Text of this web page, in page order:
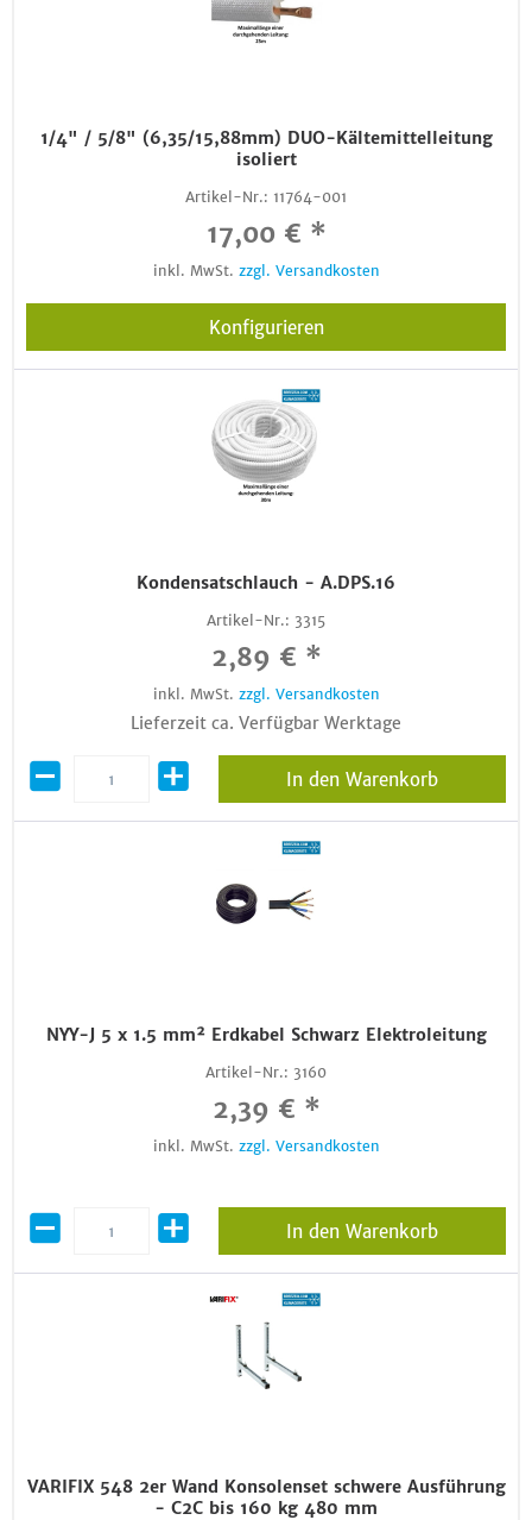
1/4" / 5/8" (6,35/15,88mm) DUO-Kältemittelleitung
isoliert
Artikel-Nr.: 11764-001
17,00 € *
inkl. MwSt. zzgl. Versandkosten
Konfigurieren
Kondensatschlauch - A.DPS.16
Artikel-Nr.: 3315
2,89 € *
inkl. MwSt. zzgl. Versandkosten
Lieferzeit ca. Verfügbar Werktage
In den Warenkorb
NYY-J 5 x 1.5 mm² Erdkabel Schwarz Elektroleitung
Artikel-Nr.: 3160
2,39 € *
inkl. MwSt. zzgl. Versandkosten
In den Warenkorb
VARIFIX 548 2er Wand Konsolenset schwere Ausführung
- C2C bis 160 kg 480 mm